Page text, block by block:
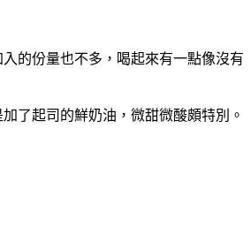
的份量也不多，喝起來有一點像沒有
了起司的鮮奶油，微甜微酸頗特別。